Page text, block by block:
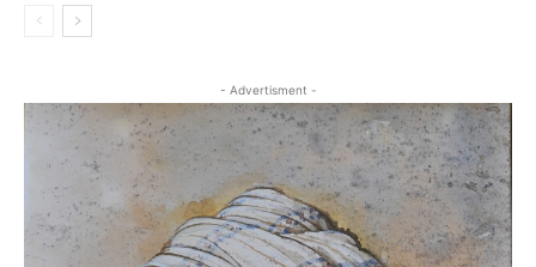
- Advertisment -